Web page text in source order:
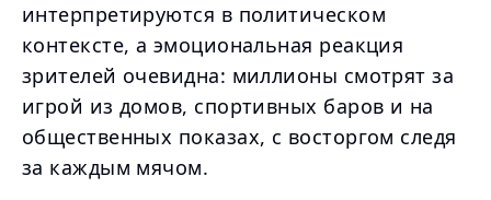
интерпретируются в политическом
контексте, а эмоциональная реакция
зрителей очевидна: миллионы смотрят за
игрой из домов, спортивных баров и на
общественных показах, с восторгом следя
за каждым мячом.